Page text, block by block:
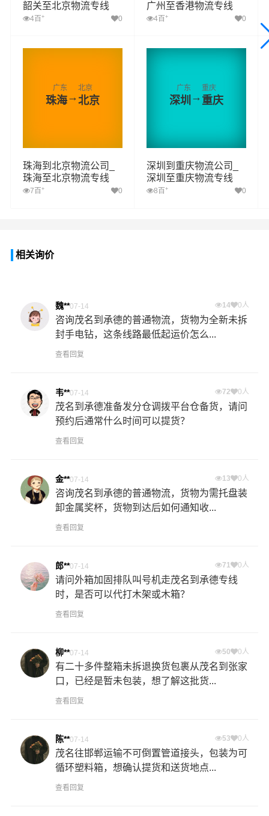
韶关至北京物流专线
4百 + 0
广州至香港物流专线
4百 + 0
广东
珠海→
北京
北京
珠海到北京物流公司_
珠海至北京物流专线
7百 + 0
广东
深圳→
重庆
重庆
深圳到重庆物流公司_
深圳至重庆物流专线
8百 + 0
相关询价
魏**07-14 14 0人
咨询茂名到承德的普通物流，货物为全新未拆
封手电钻，这条线路最低起运价怎么...
查看回复
韦**07-14 72 0人
茂名到承德准备发分仓调拨平台仓备货，请问
预约后通常什么时间可以提货？
查看回复
金**07-14 13 0人
咨询茂名到承德的普通物流，货物为需托盘装
卸金属奖杯，货物到达后如何通知收...
查看回复
郎**07-14 71 0人
请问外箱加固排队叫号机走茂名到承德专线
时，是否可以代打木架或木箱？
查看回复
柳**07-14 50 0人
有二十多件整箱未拆退换货包裹从茂名到张家
口，已经是暂未包装，想了解这批货...
查看回复
陈**07-14 53 0人
茂名往邯郸运输不可倒置管道接头，包装为可
循环塑料箱，想确认提货和送货地点...
查看回复